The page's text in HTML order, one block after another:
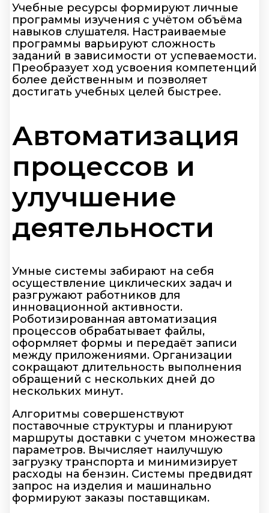
Учебные ресурсы формируют личные
программы изучения с учётом объёма
навыков слушателя. Настраиваемые
программы варьируют сложность
заданий в зависимости от успеваемости.
Преобразует ход усвоения компетенций
более действенным и позволяет
достигать учебных целей быстрее.
Автоматизация
процессов и
улучшение
деятельности
Умные системы забирают на себя
осуществление циклических задач и
разгружают работников для
инновационной активности.
Роботизированная автоматизация
процессов обрабатывает файлы,
оформляет формы и передаёт записи
между приложениями. Организации
сокращают длительность выполнения
обращений с нескольких дней до
нескольких минут.
Алгоритмы совершенствуют
поставочные структуры и планируют
маршруты доставки с учетом множества
параметров. Вычисляет наилучшую
загрузку транспорта и минимизирует
расходы на бензин. Системы предвидят
запрос на изделия и машинально
формируют заказы поставщикам.